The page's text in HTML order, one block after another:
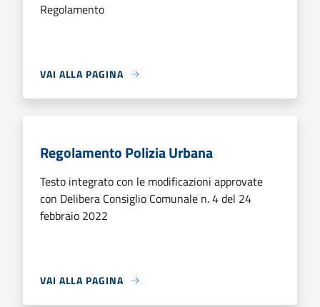
Regolamento
VAI ALLA PAGINA
Regolamento Polizia Urbana
Testo integrato con le modificazioni approvate
con Delibera Consiglio Comunale n. 4 del 24
febbraio 2022
VAI ALLA PAGINA